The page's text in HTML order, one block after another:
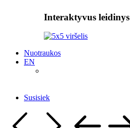
Interaktyvus leidinys
Nuotraukos
EN
Susisiek